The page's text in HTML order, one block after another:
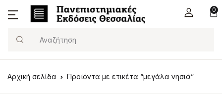
0
Search
Αρχική σελίδα Προϊόντα με ετικέτα “μεγάλα νησιά”